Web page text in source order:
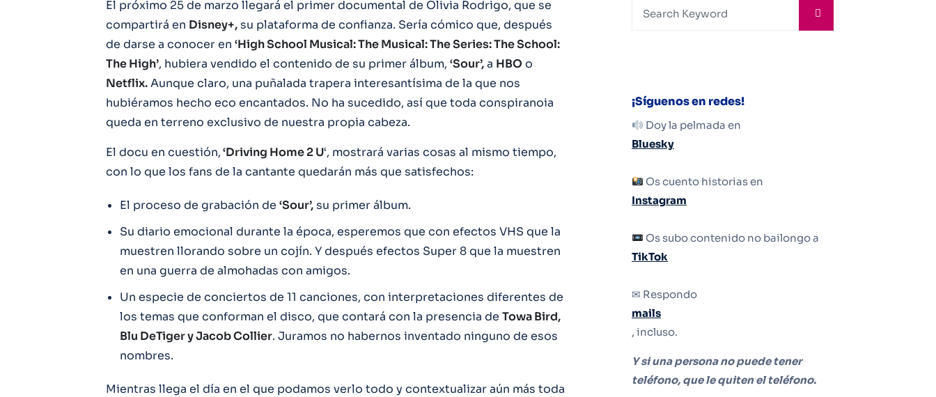
El próximo 25 de marzo llegará el primer documental de Olivia Rodrigo, que se
compartirá en Disney+,su plataforma de confianza. Sería cómico que, después
de darse a conocer en ‘High School Musical: The Musical: The Series: The School:
The High’, hubiera vendido el contenido de su primer álbum, ‘Sour’,a HBO o
Netflix.Aunque claro, una puñalada trapera interesantísima de la que nos
hubiéramos hecho eco encantados. No ha sucedido, así que toda conspiranoia
queda en terreno exclusivo de nuestra propia cabeza.
El docu en cuestión,‘Driving Home 2 U‘, mostrará varias cosas al mismo tiempo,
con lo que los fans de la cantante quedarán más que satisfechos:
El proceso de grabación de ‘Sour’,su primer álbum.
Su diario emocional durante la época, esperemos que con efectos VHS que la
muestren llorando sobre un cojín. Y después efectos Super 8 que la muestren
en una guerra de almohadas con amigos.
Un especie de conciertos de 11 canciones, con interpretaciones diferentes de
los temas que conforman el disco, que contará con la presencia de Towa Bird,
Blu DeTiger y Jacob Collier. Juramos no habernos inventado ninguno de esos
nombres.
Mientras llega el día en el que podamos verlo todo y contextualizar aún más toda
¡Síguenos en redes!
Doy la pelmada en
Bluesky
Os cuento historias en
Instagram
Os subo contenido no bailongo a
TikTok
✉ Respondo
mails
, incluso.
Y si una persona no puede tener
teléfono, que le quiten el teléfono.